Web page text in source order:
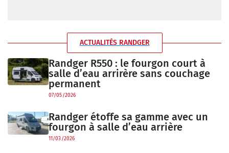
ACTUALITÉS RANDGER
Randger R550 : le fourgon court à
salle d’eau arrirère sans couchage
permanent
07/05/2026
Randger étoffe sa gamme avec un
fourgon à salle d’eau arrière
11/03/2026